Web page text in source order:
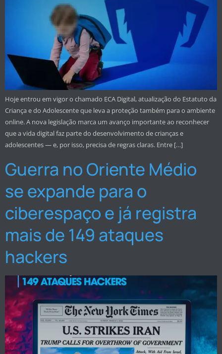
Hoje entrou em vigor o chamado ECA Digital, atualização do Estatuto da
Criança e do Adolescente que leva a proteção também para o ambiente
online. A nova legislação marca um avanço importante ao reconhecer
que a vida digital faz parte do desenvolvimento de crianças e
adolescentes — e, por isso, precisa de regras claras. Entre […]
Guerra no Oriente Médio
se expande para o
ciberespaço e já registra
mais de 149 ataques
hackers